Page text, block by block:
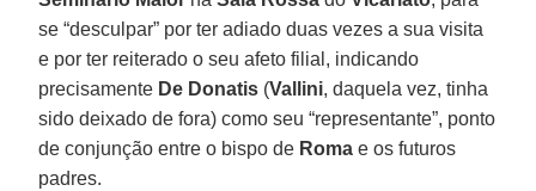
se “desculpar” por ter adiado duas vezes a sua visita
e por ter reiterado o seu afeto filial, indicando
precisamente De Donatis (Vallini, daquela vez, tinha
sido deixado de fora) como seu “representante”, ponto
de conjunção entre o bispo de Roma e os futuros
padres.